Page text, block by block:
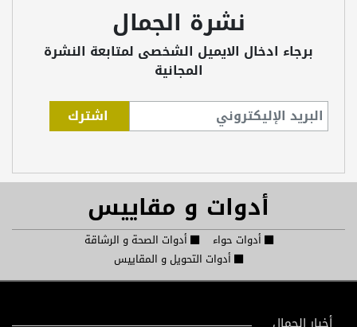
نشرة الجمال
برجاء ادخال الايميل الشخصى لمتابعة النشرة
المجانية
أدوات و مقاييس
أدوات حواء
أدوات الصحة و الرشاقة
أدوات التحويل و المقاييس